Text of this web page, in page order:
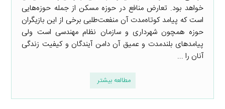
خواهد بود. تعارض منافع در حوزه مسکن از جمله حوزه‌هایی
است که پیامد کوتاه‌مدت آن منفعت‌طلبی برخی از این بازیگران
حوزه همچون شهرداری و سازمان نظام مهندسی است ولی
پیامدهای بلندمدت و عمیق آن دامن آیندگان و کیفیت زندگی
آنان را ...
مطالعه بیشتر